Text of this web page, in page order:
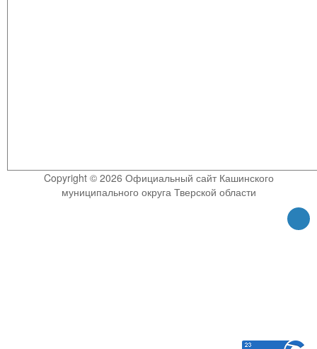
Copyright © 2026 Официальный сайт Кашинского
муниципального округа Тверской области